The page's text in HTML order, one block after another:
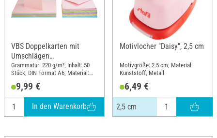
VBS Doppelkarten mit
Umschlägen
"Pastellfarben", 50 Stück
Grammatur: 220 g/m²; Inhalt: 50
Stück; DIN Format A6; Material:
9,99 €
In den Warenkorb
Motivlocher "Daisy", 2,5 cm
Motivgröße: 2.5 cm; Material:
Kunststoff, Metall
6,49 €
2,5 cm